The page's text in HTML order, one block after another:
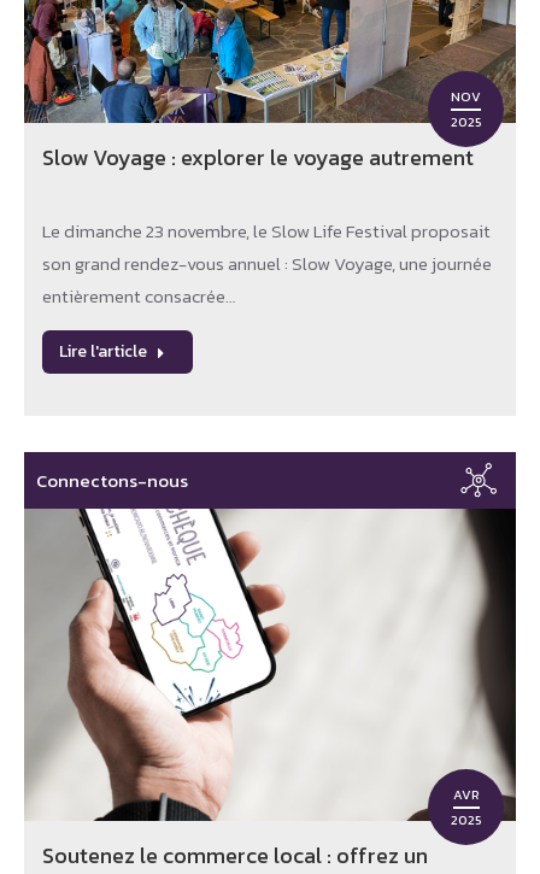
NOV
2025
Slow Voyage : explorer le voyage autrement
Le dimanche 23 novembre, le Slow Life Festival proposait
son grand rendez-vous annuel : Slow Voyage, une journée
entièrement consacrée…
Lire l'article
AVR
2025
Connectons-nous
Soutenez le commerce local : offrez un